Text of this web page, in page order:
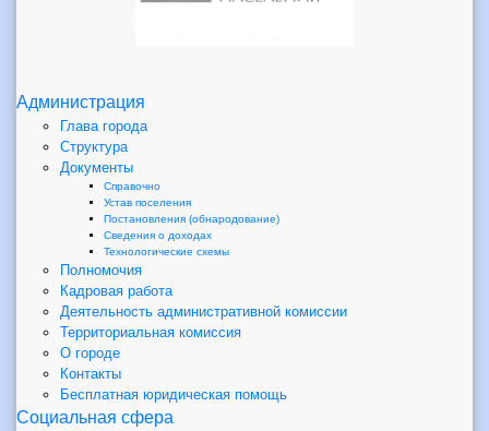
Администрация
Глава города
Структура
Документы
Справочно
Устав поселения
Постановления (обнародование)
Сведения о доходах
Технологические схемы
Полномочия
Кадровая работа
Деятельность административной комиссии
Территориальная комиссия
О городе
Контакты
Бесплатная юридическая помощь
Социальная сфера